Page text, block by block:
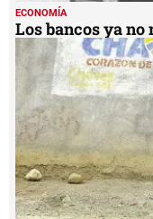
ECONOMÍA
Los bancos ya no